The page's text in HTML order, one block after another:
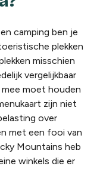
camping ben je
plekken
misschien
vergelijkbaar
mee moet houden
zijn niet
over
met een fooi van
Mountains heb
winkels die er